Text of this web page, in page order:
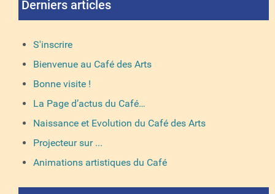
Derniers articles
S'inscrire
Bienvenue au Café des Arts
Bonne visite !
La Page d’actus du Café…
Naissance et Evolution du Café des Arts
Projecteur sur ...
Animations artistiques du Café